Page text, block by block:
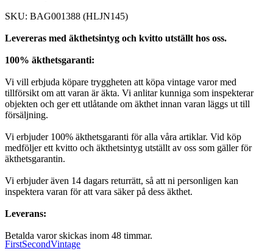
SKU: BAG001388 (HLJN145)
Levereras med äkthetsintyg och kvitto utställt hos oss.
100% äkthetsgaranti:
Vi vill erbjuda köpare tryggheten att köpa vintage varor med
tillförsikt om att varan är äkta. Vi anlitar kunniga som inspekterar
objekten och ger ett utlåtande om äkthet innan varan läggs ut till
försäljning.
Vi erbjuder 100% äkthetsgaranti för alla våra artiklar. Vid köp
medföljer ett kvitto och äkthetsintyg utställt av oss som gäller för
äkthetsgarantin.
Vi erbjuder även 14 dagars returrätt, så att ni personligen kan
inspektera varan för att vara säker på dess äkthet.
Leverans:
Betalda varor skickas inom 48 timmar.
FirstSecondVintage